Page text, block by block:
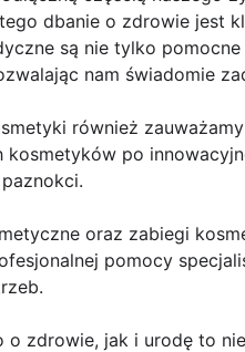
dbanie o zdrowie jest
są nie tylko
nam świadomie
również
po
oraz zabiegi
pomocy
o zdrowie, jak i urodę to